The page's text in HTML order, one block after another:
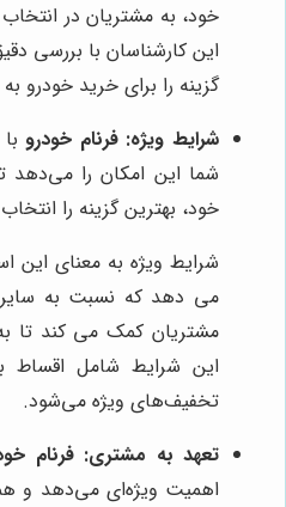
خود، به مشتریان در
این کارشناسان با بررسی
گزینه را برای خرید خودرو
شرایط ویژه: فرنام خودروبا
شما این امکان را می‌دهد
خود، بهترین گزینه را
شرایط ویژه به معنای این
می دهد که نسبت به
مشتریان کمک می کند تا
این شرایط شامل اقساط
تخفیف‌های ویژه می‌شود.
تعهد به مشتری: فرنام
اهمیت ویژه‌ای می‌دهد و